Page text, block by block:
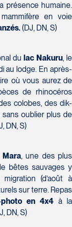
présence humaine.
en voie
(DJ, DN, S)
du lac Nakuru, le
au lodge. En après-
où vous aurez de
de rhinocéros
colobes, des dik-
oublier plus de
DN, S)
Mara, une des plus
bêtes sauvages y
(d’août à
sur terre. Repas
en 4x4 à la
DN, S)